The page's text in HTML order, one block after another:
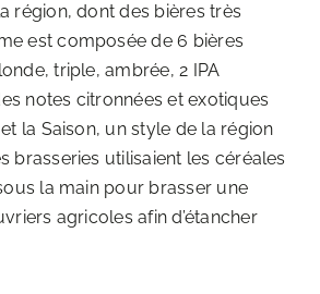
région, dont des bières très
est composée de 6 bières
triple, ambrée, 2 IPA
notes citronnées et exotiques
la Saison, un style de la région
brasseries utilisaient les céréales
la main pour brasser une
agricoles afin d’étancher